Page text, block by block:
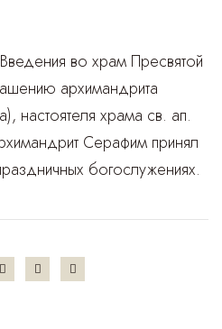
во храм Пресвятой
архимандрита
настоятеля храма св. ап.
Серафим принял
богослужениях.